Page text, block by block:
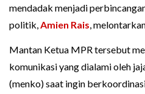
mendadak menjadi
politik,Amien Rais,
Mantan Ketua MPR tersebut
komunikasi yang dialami oleh
(menko) saat ingin